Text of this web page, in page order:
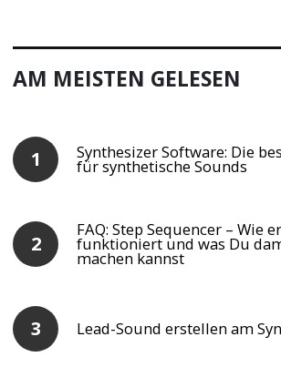
AM MEISTEN GELESEN
Synthesizer Software: Die
für synthetische Sounds
FAQ: Step Sequencer – Wie er
funktioniert und was Du
machen kannst
Lead-Sound erstellen am